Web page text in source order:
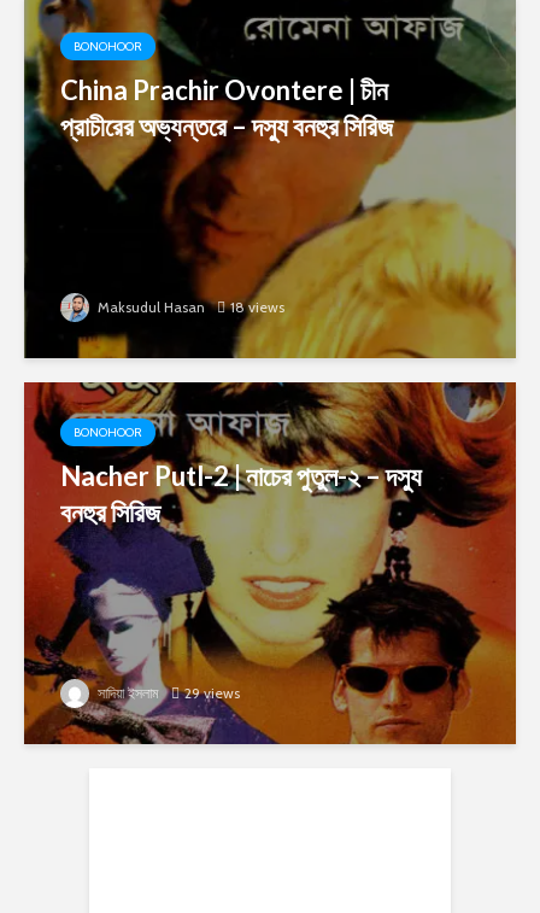
BONOHOOR
China Prachir Ovontere | চীন
প্রাচীরের অভ্যন্তরে – দস্যু বনহুর সিরিজ
Maksudul Hasan 18 views
BONOHOOR
Nacher Putl-2 | নাচের পুতুল-২ – দস্যু
বনহুর সিরিজ
সাদিয়া ইসলাম 29 views